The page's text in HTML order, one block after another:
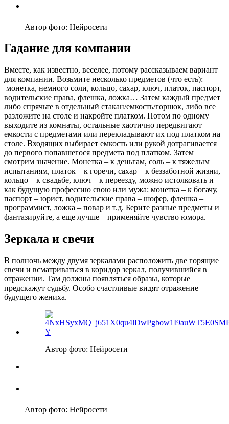
Автор фото: Нейросети
Гадание для компании
Вместе, как известно, веселее, потому рассказываем вариант
для компании. Возьмите несколько предметов (что есть):
монетка, немного соли, кольцо, сахар, ключ, платок, паспорт,
водительские права, флешка, ложка… Затем каждый предмет
либо спрячьте в отдельный стакан/емкость/горшок, либо все
разложите на столе и накройте платком. Потом по одному
выходите из комнаты, остальные хаотично передвигают
емкости с предметами или перекладывают их под платком на
столе. Входящих выбирает емкость или рукой дотрагивается
до первого попавшегося предмета под платком. Затем
смотрим значение. Монетка – к деньгам, соль – к тяжелым
испытаниям, платок – к горечи, сахар – к беззаботной жизни,
кольцо – к свадьбе, ключ – к переезду, можно истолковать и
как будущую профессию свою или мужа: монетка – к богачу,
паспорт – юрист, водительские права – шофер, флешка –
программист, ложка – повар и т.д. Берите разные предметы и
фантазируйте, а еще лучше – применяйте чувство юмора.
Зеркала и свечи
В полночь между двумя зеркалами расположить две горящие
свечи и всматриваться в коридор зеркал, получившийся в
отражении. Там должны появляться образы, которые
предскажут судьбу. Особо счастливые видят отражение
будущего жениха.
Автор фото: Нейросети
Автор фото: Нейросети